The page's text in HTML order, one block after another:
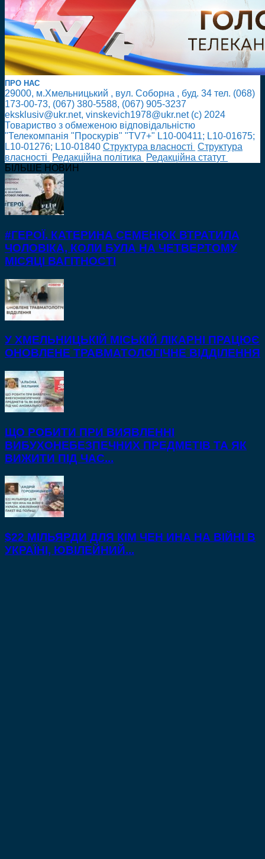
ПРО НАС
29000, м.Хмельницький , вул. Соборна , буд. 34 тел. (068)
173-00-73, (067) 380-5588, (067) 905-3237
eksklusiv@ukr.net, vinskevich1978@ukr.net (с) 2024
Товариство з обмеженою відповідальністю
"Телекомпанія "Проскурів" "TV7+" L10-00411; L10-01675;
L10-01276; L10-01840 Cтруктура власності Cтруктура
власності
Редакційна політика
Редакційна статут
БІЛЬШЕ НОВИН
#ГЕРОЇ. КАТЕРИНА СЕМЕНЮК ВТРАТИЛА
ЧОЛОВІКА, КОЛИ БУЛА НА ЧЕТВЕРТОМУ
МІСЯЦІ ВАГІТНОСТІ
У ХМЕЛЬНИЦЬКІЙ МІСЬКІЙ ЛІКАРНІ ПРАЦЮЄ
ОНОВЛЕНЕ ТРАВМАТОЛОГІЧНЕ ВІДДІЛЕННЯ
ЩО РОБИТИ ПРИ ВИЯВЛЕННІ
ВИБУХОНЕБЕЗПЕЧНИХ ПРЕДМЕТІВ ТА ЯК
ВИЖИТИ ПІД ЧАС...
$22 МІЛЬЯРДИ ДЛЯ КІМ ЧЕН ИНА НА ВІЙНІ В
УКРАЇНІ, ЮВІЛЕЙНИЙ...